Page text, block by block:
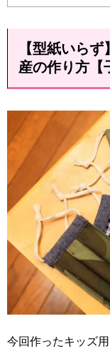
【型紙いら
産の作り方【
今回作ったキッズ